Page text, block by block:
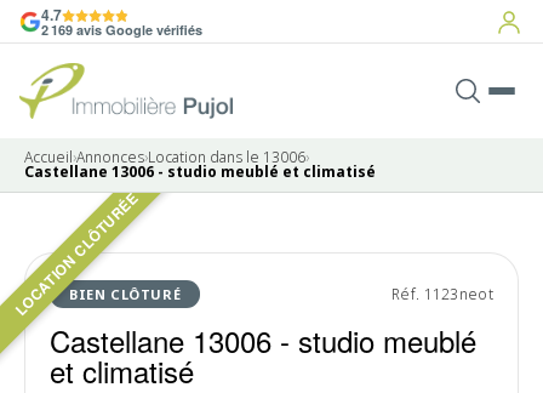
4.7
2 169 avis Google vérifiés
Accueil›Annonces›Location dans le 13006›
Castellane 13006 - studio meublé et climatisé
LOCATION CLÔTURÉE
BIEN CLÔTURÉ Réf. 1123neot
Castellane 13006 - studio meublé
et climatisé
LOUÉ
4 photos